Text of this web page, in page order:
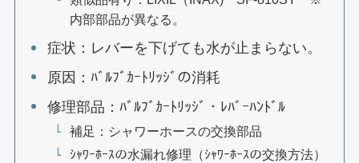
内部部品が異なる。
症状：レバーを下げても水が止まらない。
原因：ﾊﾞﾙﾌﾞｶｰﾄﾘｯｼﾞの消耗
修理部品：ﾊﾞﾙﾌﾞｶｰﾄﾘｯｼﾞ・ﾚﾊﾞｰﾊﾝﾄﾞﾙ
補足：シャワーホースの交換部品
ｼｬﾜｰﾎｰｽの水漏れ修理（ｼｬﾜｰﾎｰｽの交換方法）